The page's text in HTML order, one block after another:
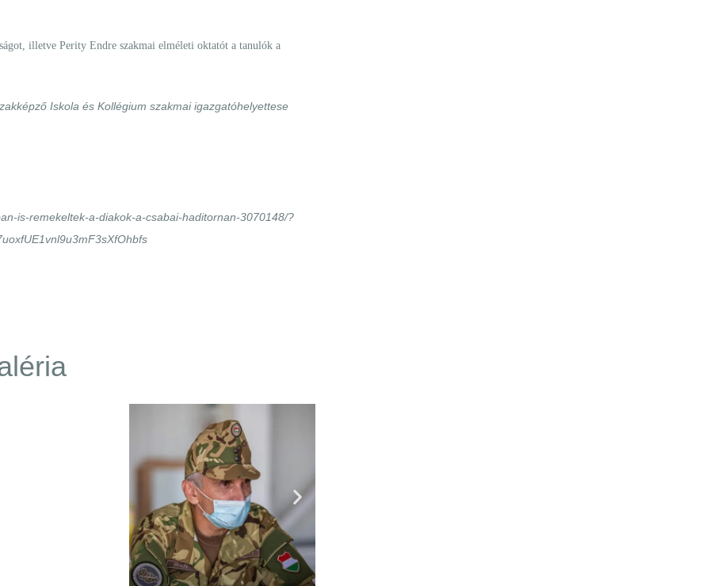
illetve Perity Endre szakmai elméleti oktatót a tanulók a
Iskola és Kollégium szakmai igazgatóhelyettese
is-remekeltek-a-diakok-a-csabai-haditornan-3070148/?